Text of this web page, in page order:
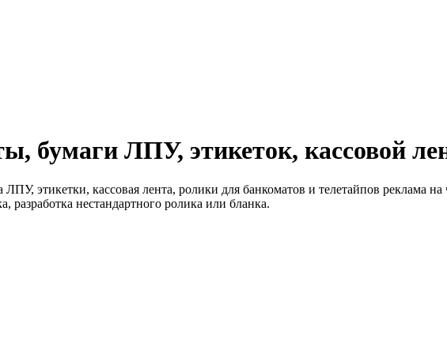
бумаги ЛПУ, этикеток, кассовой
ЛПУ, этикетки, кассовая лента, ролики для банкоматов и телетайпов реклама
разработка нестандартного ролика или бланка.